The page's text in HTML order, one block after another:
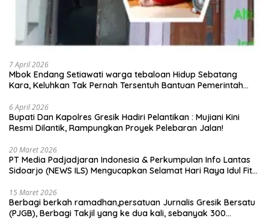
7 April 2026
Mbok Endang Setiawati warga tebaloan Hidup Sebatang
Kara, Keluhkan Tak Pernah Tersentuh Bantuan Pemerintah
6 April 2026
​Bupati Dan Kapolres Gresik Hadiri Pelantikan : Mujiani Kini
Resmi Dilantik, Rampungkan Proyek Pelebaran Jalan!
20 Maret 2026
PT Media Padjadjaran Indonesia & Perkumpulan Info Lantas
Sidoarjo (NEWS ILS) Mengucapkan Selamat Hari Raya Idul Fitri
15 Maret 2026
Berbagi berkah ramadhan,persatuan Jurnalis Gresik Bersatu
(PJGB), Berbagi Takjil yang ke dua kali, sebanyak 300